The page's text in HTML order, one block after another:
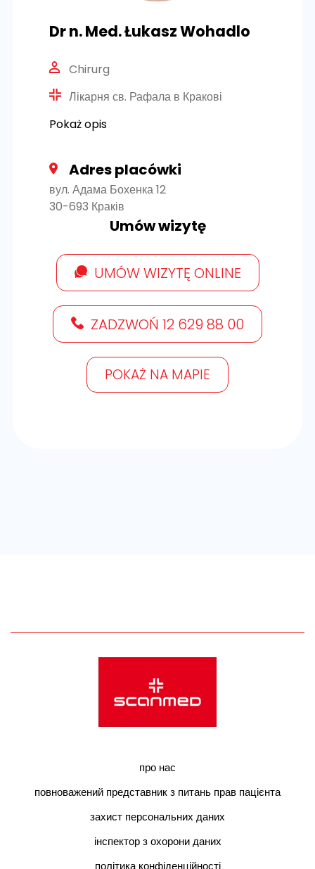
Dr n. Med. Łukasz Wohadlo
Chirurg
Лікарня св. Рафала в Кракові
Pokaż opis
Adres placówki
вул. Адама Бохенка 12
30-693 Краків
Umów wizytę
UMÓW WIZYTĘ ONLINE
ZADZWOŃ 12 629 88 00
POKAŻ NA MAPIE
про нас
повноважений представник з питань прав пацієнта
захист персональних даних
інспектор з охорони даних
політика конфіденційності